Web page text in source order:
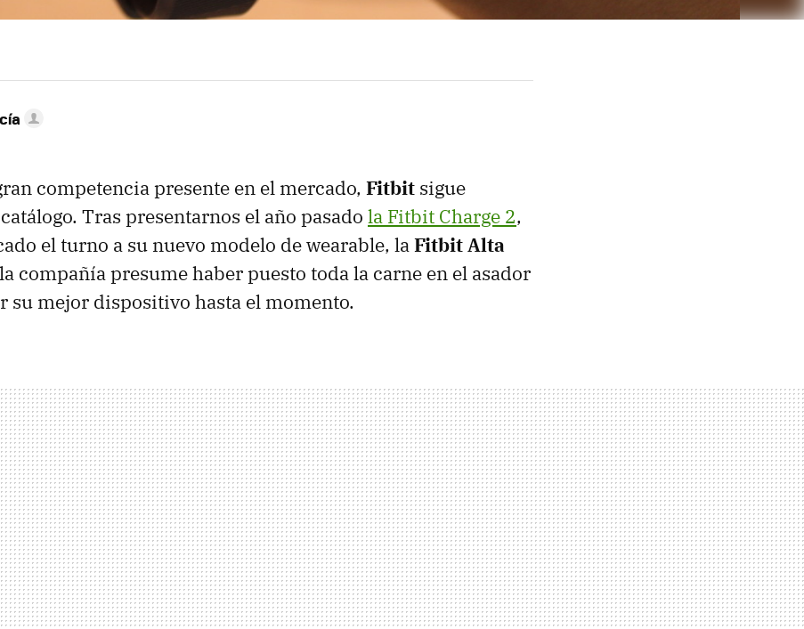
competencia presente en el mercado, Fitbit sigue
Tras presentarnos el año pasado la Fitbit Charge 2,
el turno a su nuevo modelo de wearable, laFitbit Alta
compañía presume haber puesto toda la carne en el asador
su mejor dispositivo hasta el momento.